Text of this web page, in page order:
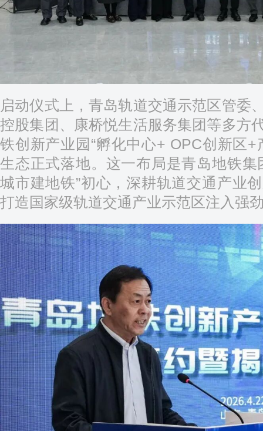
启动仪式上，青岛轨道交通示范区管委
控股集团、康桥悦生活服务集团等多方
铁创新产业园“孵化中心+ OPC创新区
生态正式落地。这一布局是青岛地铁集
城市建地铁”初心，深耕轨道交通产业
打造国家级轨道交通产业示范区注入强